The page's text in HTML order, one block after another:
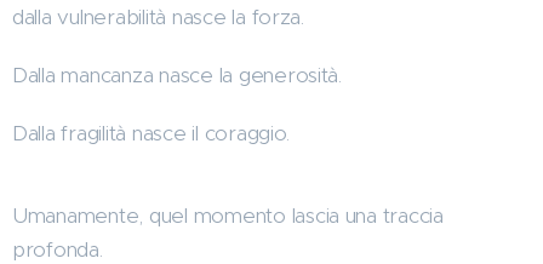
dalla vulnerabilità nasce la forza.
Dalla mancanza nasce la generosità.
Dalla fragilità nasce il coraggio.
Umanamente, quel momento lascia una traccia
profonda.